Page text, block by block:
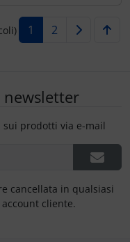
1 2
prodotti via e-mail
cancellata in qualsiasi
cliente.